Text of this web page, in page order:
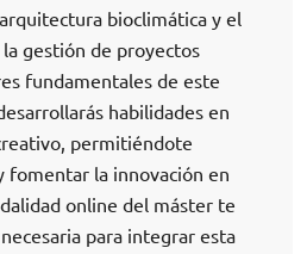
bioclimática y el
gestión de proyectos
fundamentales de este
habilidades en
permitiéndote
fomentar la innovación en
online del máster te
para integrar esta